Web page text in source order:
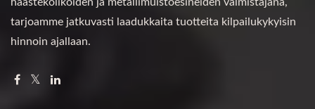
tarjoamme jatkuvasti laadukkaita tuotteita kilpailukykyisin
hinnoin ajallaan.